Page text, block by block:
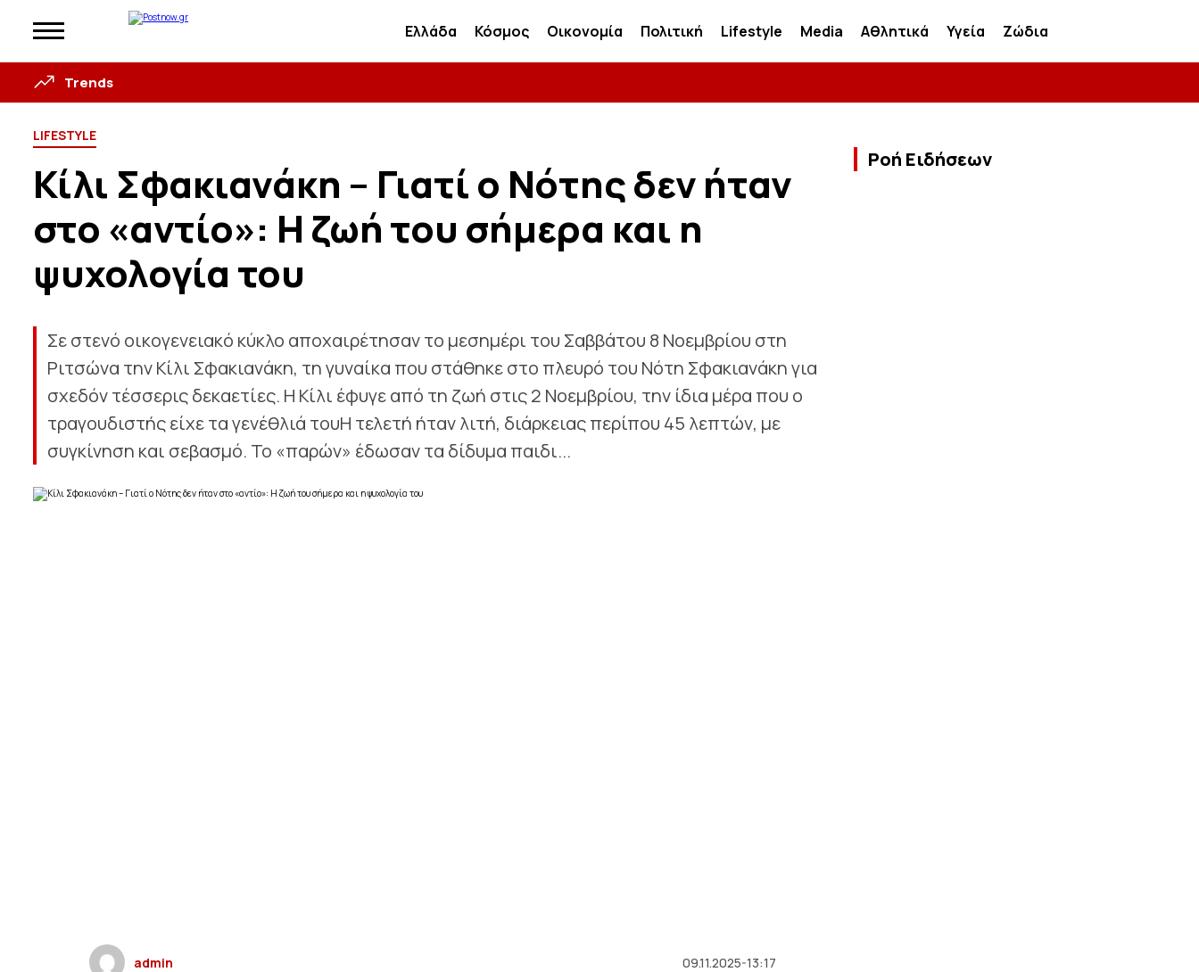
Ελλάδα Κόσμος Οικονομία Πολιτική Lifestyle Media Αθλητικά Υγεία Ζώδια
Trends
LIFESTYLE
Κίλι Σφακιανάκη – Γιατί ο Νότης δεν ήταν
στο «αντίο»: Η ζωή του σήμερα και η
ψυχολογία του
Σε στενό οικογενειακό κύκλο αποχαιρέτησαν το μεσημέρι του Σαββάτου 8 Νοεμβρίου στη
Ριτσώνα την Κίλι Σφακιανάκη, τη γυναίκα που στάθηκε στο πλευρό του Νότη Σφακιανάκη για
σχεδόν τέσσερις δεκαετίες. Η Κίλι έφυγε από τη ζωή στις 2 Νοεμβρίου, την ίδια μέρα που ο
τραγουδιστής είχε τα γενέθλιά τουΗ τελετή ήταν λιτή, διάρκειας περίπου 45 λεπτών, με
συγκίνηση και σεβασμό. Το «παρών» έδωσαν τα δίδυμα παιδι...
admin 09.11.2025-13:17
Ροή Ειδήσεων